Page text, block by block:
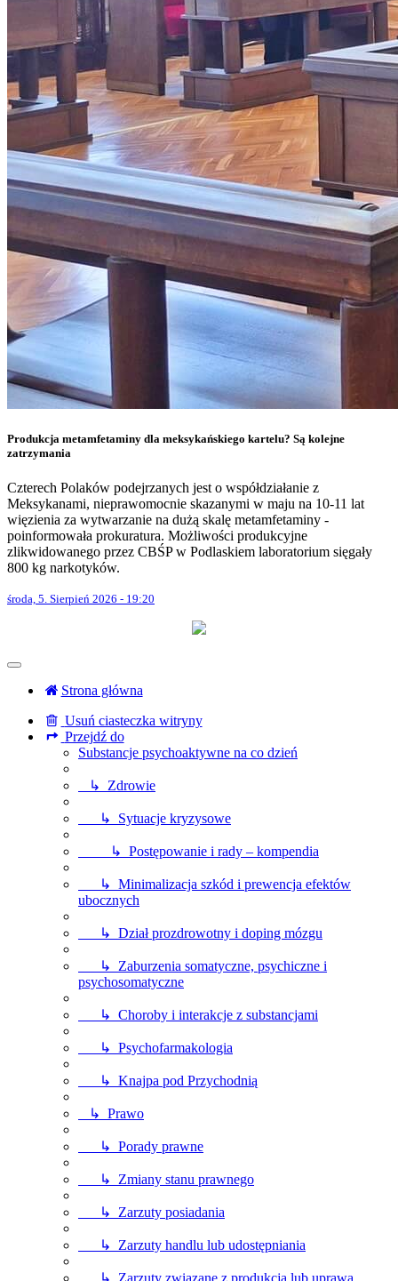
Produkcja metamfetaminy dla meksykańskiego kartelu? Są kolejne
zatrzymania
Czterech Polaków podejrzanych jest o współdziałanie z
Meksykanami, nieprawomocnie skazanymi w maju na 10-11 lat
więzienia za wytwarzanie na dużą skalę metamfetaminy -
poinformowała prokuratura. Możliwości produkcyjne
zlikwidowanego przez CBŚP w Podlaskiem laboratorium sięgały
800 kg narkotyków.
środa, 5. Sierpień 2026 - 19:20
Strona główna
Usuń ciasteczka witryny
Przejdź do
Substancje psychoaktywne na co dzień
↳ Zdrowie
↳ Sytuacje kryzysowe
↳ Postępowanie i rady – kompendia
↳ Minimalizacja szkód i prewencja efektów
ubocznych
↳ Dział prozdrowotny i doping mózgu
↳ Zaburzenia somatyczne, psychiczne i
psychosomatyczne
↳ Choroby i interakcje z substancjami
↳ Psychofarmakologia
↳ Knajpa pod Przychodnią
↳ Prawo
↳ Porady prawne
↳ Zmiany stanu prawnego
↳ Zarzuty posiadania
↳ Zarzuty handlu lub udostępniania